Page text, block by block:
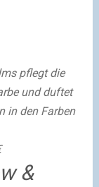
pflegt die
und duftet
in den Farben
&